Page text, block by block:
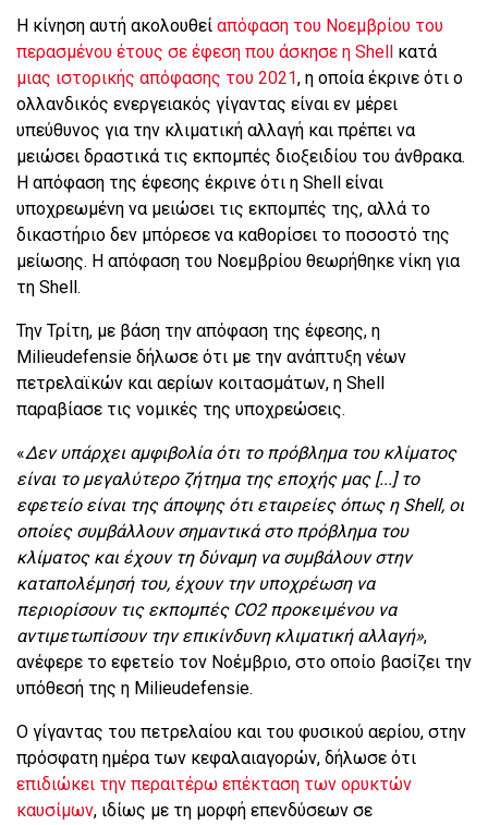
Η κίνηση αυτή ακολουθεί απόφαση του Νοεμβρίου του
περασμένου έτους σε έφεση που άσκησε η Shell
κατά
μιας ιστορικής απόφασης του 2021, η οποία έκρινε ότι ο
ολλανδικός ενεργειακός γίγαντας είναι εν μέρει
υπεύθυνος για την κλιματική αλλαγή και πρέπει να
μειώσει δραστικά τις εκπομπές διοξειδίου του άνθρακα.
Η απόφαση της έφεσης έκρινε ότι η Shell είναι
υποχρεωμένη να μειώσει τις εκπομπές της, αλλά το
δικαστήριο δεν μπόρεσε να καθορίσει το ποσοστό της
μείωσης. Η απόφαση του Νοεμβρίου θεωρήθηκε νίκη για
τη Shell.
Την Τρίτη, με βάση την απόφαση της έφεσης, η
Milieudefensie δήλωσε ότι με την ανάπτυξη νέων
πετρελαϊκών και αερίων κοιτασμάτων, η Shell
παραβίασε τις νομικές της υποχρεώσεις.
«Δεν υπάρχει αμφιβολία ότι το πρόβλημα του κλίματος
είναι το μεγαλύτερο ζήτημα της εποχής μας [...] το
εφετείο είναι της άποψης ότι εταιρείες όπως η Shell, οι
οποίες συμβάλλουν σημαντικά στο πρόβλημα του
κλίματος και έχουν τη δύναμη να συμβάλουν στην
καταπολέμησή του, έχουν την υποχρέωση να
περιορίσουν τις εκπομπές CO2 προκειμένου να
αντιμετωπίσουν την επικίνδυνη κλιματική αλλαγή»,
ανέφερε το εφετείο τον Νοέμβριο, στο οποίο βασίζει την
υπόθεσή της η Milieudefensie.
Ο γίγαντας του πετρελαίου και του φυσικού αερίου, στην
πρόσφατη ημέρα των κεφαλαιαγορών, δήλωσε ότι
επιδιώκει την περαιτέρω επέκταση των ορυκτών
καυσίμων, ιδίως με τη μορφή επενδύσεων σε